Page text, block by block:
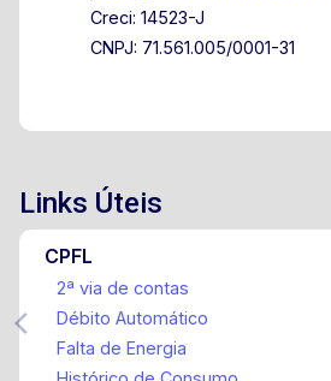
Creci: 14523-J
CNPJ: 71.561.005/0001-31
Links Úteis
CPFL
2ª via de contas
Débito Automático
Falta de Energia